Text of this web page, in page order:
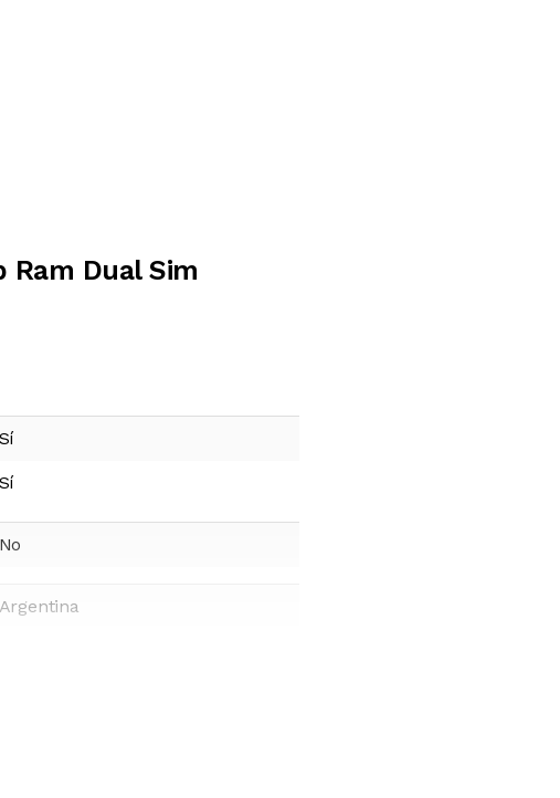
Ram Dual Sim
Sí
Sí
No
Argentina